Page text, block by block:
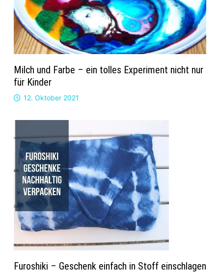
Milch und Farbe – ein tolles Experiment nicht nur
für Kinder
12. Oktober 2021
Furoshiki – Geschenk einfach in Stoff einschlagen